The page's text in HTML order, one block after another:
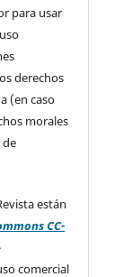
para usar
derechos
(en caso
morales
están
CC-
comercial